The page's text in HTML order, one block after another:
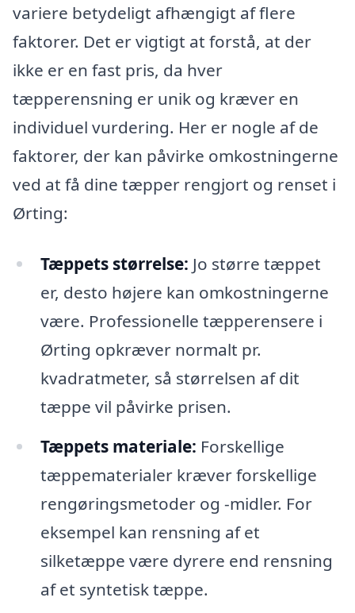
variere betydeligt afhængigt af flere
faktorer. Det er vigtigt at forstå, at der
ikke er en fast pris, da hver
tæpperensning er unik og kræver en
individuel vurdering. Her er nogle af de
faktorer, der kan påvirke omkostningerne
ved at få dine tæpper rengjort og renset i
Ørting:
Tæppets størrelse: Jo større tæppet
er, desto højere kan omkostningerne
være. Professionelle tæpperensere i
Ørting opkræver normalt pr.
kvadratmeter, så størrelsen af dit
tæppe vil påvirke prisen.
Tæppets materiale: Forskellige
tæppematerialer kræver forskellige
rengøringsmetoder og -midler. For
eksempel kan rensning af et
silketæppe være dyrere end rensning
af et syntetisk tæppe.